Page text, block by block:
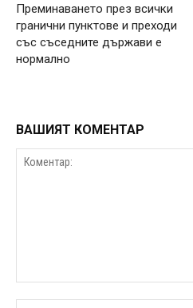
Преминаването през всички
гранични пунктове и преходи
със съседните държави е
нормално
ВАШИЯТ КОМЕНТАР